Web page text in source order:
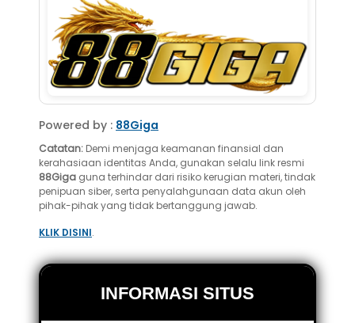
Powered by : 88Giga
Catatan: Demi menjaga keamanan finansial dan
kerahasiaan identitas Anda, gunakan selalu link resmi
88Giga guna terhindar dari risiko kerugian materi, tindak
penipuan siber, serta penyalahgunaan data akun oleh
pihak-pihak yang tidak bertanggung jawab.
KLIK DISINI.
INFORMASI SITUS